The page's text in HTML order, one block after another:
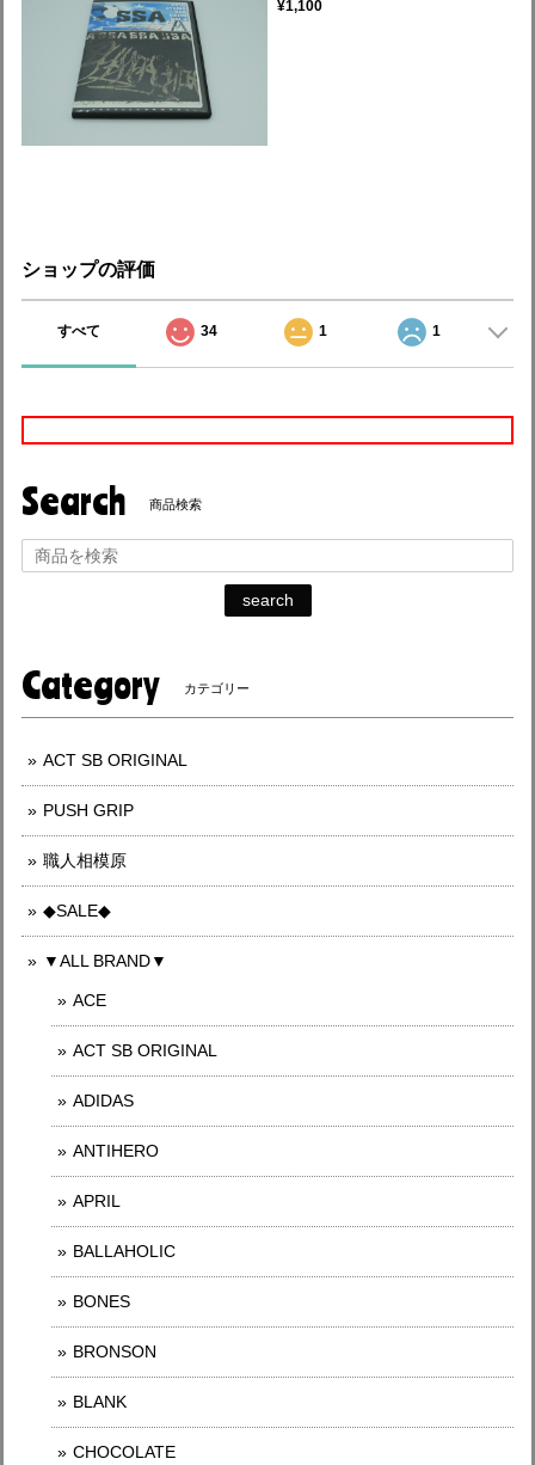
¥1,100
ショップの評価
すべて 34 1 1
Search 商品検索
search
Category カテゴリー
ACT SB ORIGINAL
PUSH GRIP
職人相模原
◆SALE◆
▼ALL BRAND▼
ACE
ACT SB ORIGINAL
ADIDAS
ANTIHERO
APRIL
BALLAHOLIC
BONES
BRONSON
BLANK
CHOCOLATE